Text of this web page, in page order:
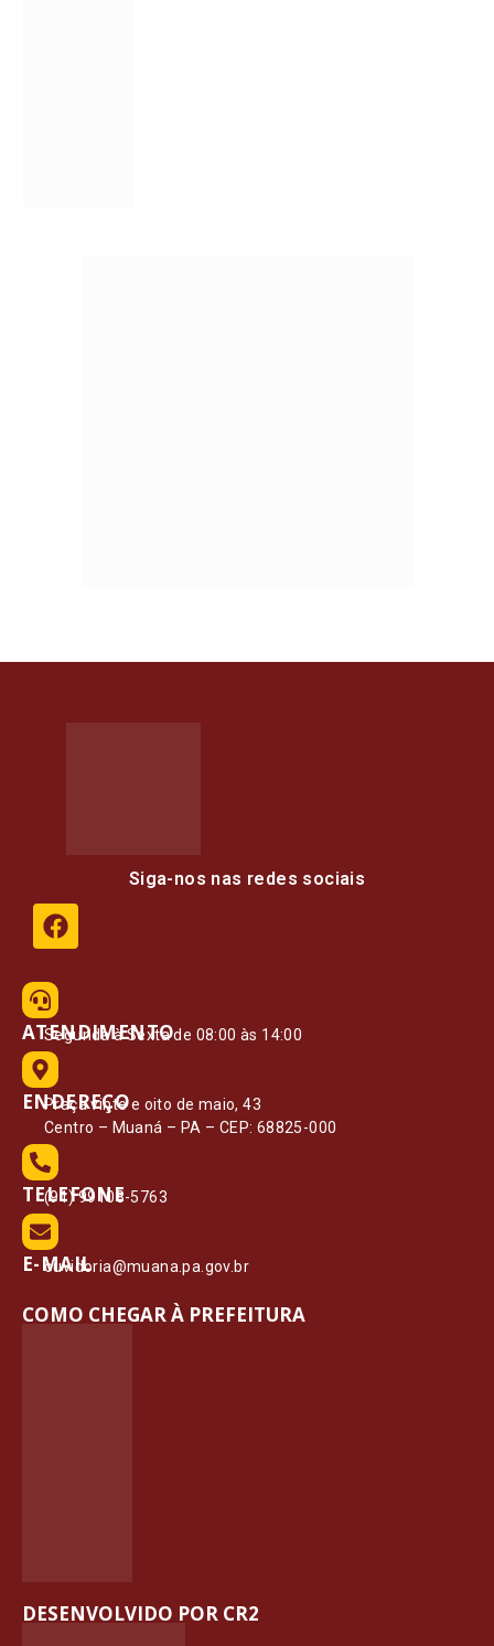
Siga-nos nas redes sociais
ATENDIMENTO
Segunda à Sexta de 08:00 às 14:00
ENDEREÇO
Praça vinte e oito de maio, 43
Centro – Muaná – PA – CEP: 68825-000
TELEFONE
(91) 99108-5763
E-MAIL
ouvidoria@muana.pa.gov.br
COMO CHEGAR À PREFEITURA
DESENVOLVIDO POR CR2